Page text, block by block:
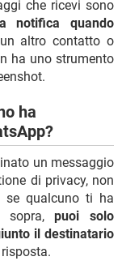
che ricevi sono
notifica quando
altro contatto o
ha uno strumento
ha
un messaggio
di privacy, non
se qualcuno ti ha
sopra,puoi solo
il destinatario